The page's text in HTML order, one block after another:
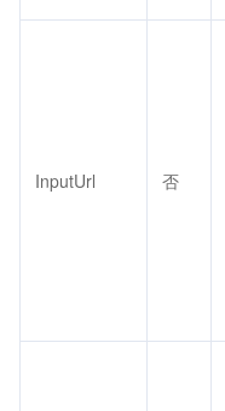
InputUrl 否